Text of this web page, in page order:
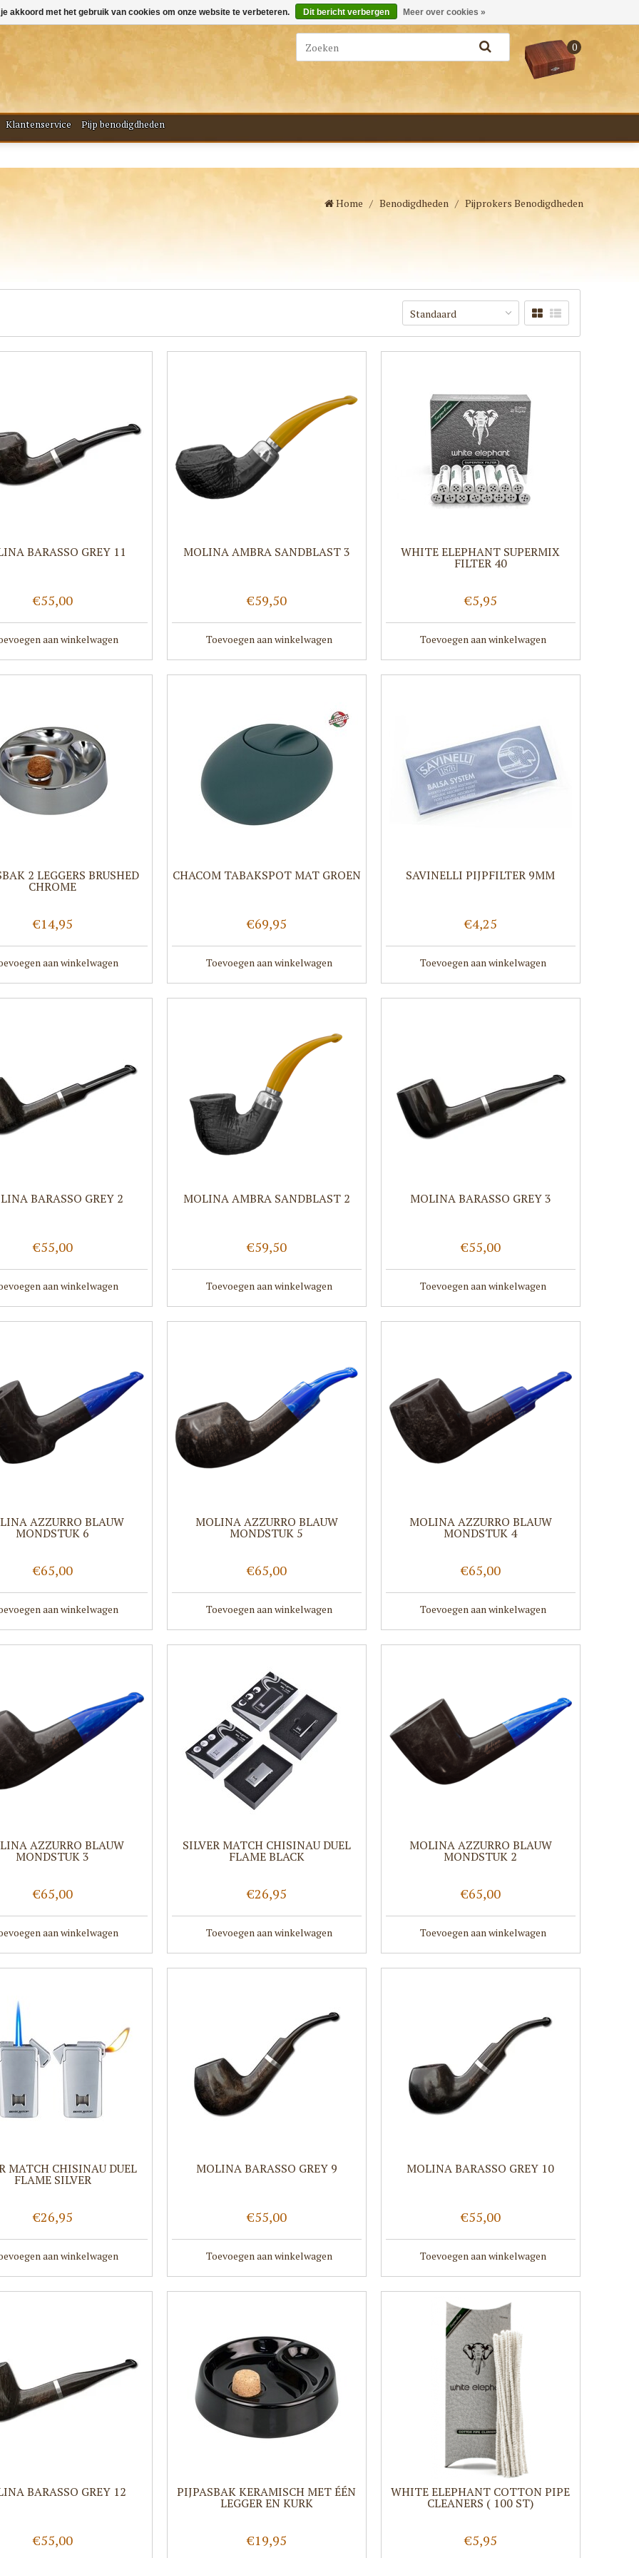
Merken Bestellen - €0,00
0
Klantenservice Pijp benodigdheden
Home / Benodigdheden / Pijprokers Benodigdheden
Standaard
BARASSO GREY 11
€55,00
aan winkelwagen
MOLINA AMBRA SANDBLAST 3
€59,50
Toevoegen aan winkelwagen
WHITE ELEPHANT SUPERMIX
FILTER 40
€5,95
Toevoegen aan winkelwagen
2 LEGGERS BRUSHED
CHROME
€14,95
aan winkelwagen
CHACOM TABAKSPOT MAT GROEN
€69,95
Toevoegen aan winkelwagen
SAVINELLI PIJPFILTER 9MM
€4,25
Toevoegen aan winkelwagen
BARASSO GREY 2
€55,00
aan winkelwagen
MOLINA AMBRA SANDBLAST 2
€59,50
Toevoegen aan winkelwagen
MOLINA BARASSO GREY 3
€55,00
Toevoegen aan winkelwagen
AZZURRO BLAUW
MONDSTUK 6
€65,00
aan winkelwagen
MOLINA AZZURRO BLAUW
MONDSTUK 5
€65,00
Toevoegen aan winkelwagen
MOLINA AZZURRO BLAUW
MONDSTUK 4
€65,00
Toevoegen aan winkelwagen
AZZURRO BLAUW
MONDSTUK 3
€65,00
aan winkelwagen
SILVER MATCH CHISINAU DUEL
FLAME BLACK
€26,95
Toevoegen aan winkelwagen
MOLINA AZZURRO BLAUW
MONDSTUK 2
€65,00
Toevoegen aan winkelwagen
MATCH CHISINAU DUEL
FLAME SILVER
€26,95
aan winkelwagen
MOLINA BARASSO GREY 9
€55,00
Toevoegen aan winkelwagen
MOLINA BARASSO GREY 10
€55,00
Toevoegen aan winkelwagen
BARASSO GREY 12
€55,00
PIJPASBAK KERAMISCH MET ÉÉN
LEGGER EN KURK
€19,95
WHITE ELEPHANT COTTON PIPE
CLEANERS ( 100 ST)
€5,95
akkoord met het gebruik van cookies om onze website te verbeteren. Dit bericht verbergen Meer over cookies »